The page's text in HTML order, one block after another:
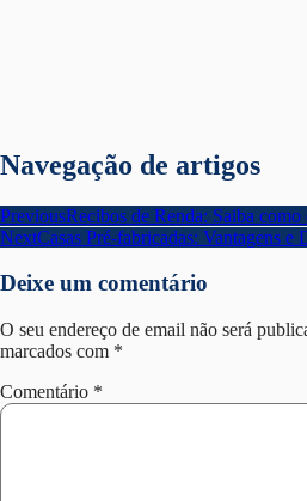
Navegação de artigos
PreviousRecibos de Renda: Saiba como
NextCasas Pré-fabricadas: Vantagens e
Deixe um comentário
O seu endereço de email não será
marcados com *
Comentário *